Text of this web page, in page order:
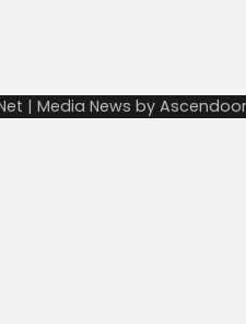
| Media News by Ascendoor